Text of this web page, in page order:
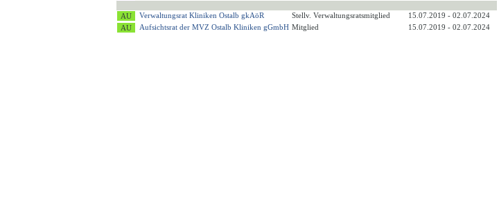
Verwaltungsrat Kliniken Ostalb gkAöR Stellv. Verwaltungsratsmitglied
15.07.2019 - 02.07.2024
Aufsichtsrat der MVZ Ostalb Kliniken gGmbH Mitglied 15.07.2019 - 02.07.2024